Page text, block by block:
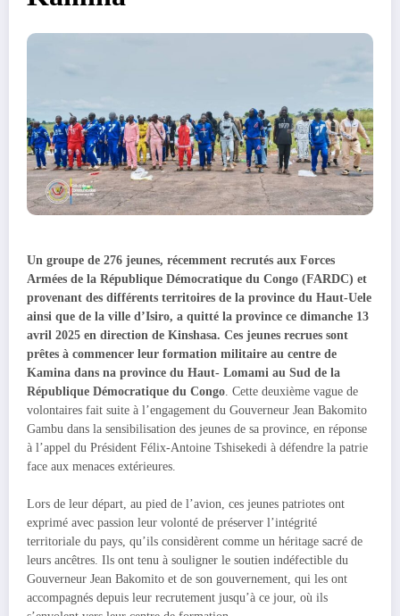
Un groupe de 276 jeunes, récemment recrutés aux Forces
Armées de la République Démocratique du Congo (FARDC) et
provenant des différents territoires de la province du Haut-Uele
ainsi que de la ville d’Isiro, a quitté la province ce dimanche 13
avril 2025 en direction de Kinshasa. Ces jeunes recrues sont
prêtes à commencer leur formation militaire au centre de
Kamina dans na province du Haut- Lomami au Sud de la
République Démocratique du Congo . Cette deuxième vague de
volontaires fait suite à l’engagement du Gouverneur Jean Bakomito
Gambu dans la sensibilisation des jeunes de sa province, en réponse
à l’appel du Président Félix-Antoine Tshisekedi à défendre la patrie
face aux menaces extérieures.
Lors de leur départ, au pied de l’avion, ces jeunes patriotes ont
exprimé avec passion leur volonté de préserver l’intégrité
territoriale du pays, qu’ils considèrent comme un héritage sacré de
leurs ancêtres. Ils ont tenu à souligner le soutien indéfectible du
Gouverneur Jean Bakomito et de son gouvernement, qui les ont
accompagnés depuis leur recrutement jusqu’à ce jour, où ils